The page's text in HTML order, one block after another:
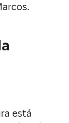
está